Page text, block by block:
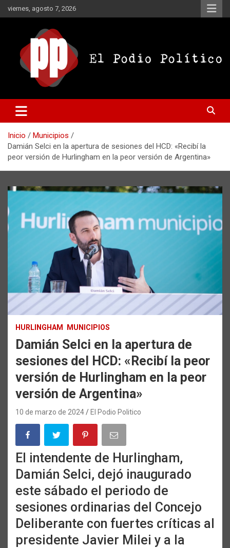
Saltar
al
viernes, agosto 7, 2026
El Podio Político – © Argentina
Inicio
Municipios
Damián Selci en la apertura de sesiones del HCD: «Recibí la
peor versión de Hurlingham en la peor versión de Argentina»
HURLINGHAM MUNICIPIOS
Damián Selci en la apertura de
sesiones del HCD: «Recibí la peor
versión de Hurlingham en la peor
versión de Argentina»
10 de marzo de 2024 El Podio Politico
El intendente de Hurlingham,
Damián Selci, dejó inaugurado
este sábado el periodo de
sesiones ordinarias del Concejo
Deliberante con fuertes críticas al
presidente Javier Milei y a la